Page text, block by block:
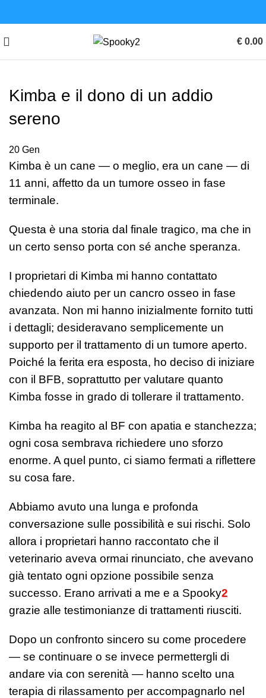
€ 0.00
Kimba e il dono di un addio
sereno
20 Gen
Kimba è un cane — o meglio, era un cane — di
11 anni, affetto da un tumore osseo in fase
terminale.
Questa è una storia dal finale tragico, ma che in
un certo senso porta con sé anche speranza.
I proprietari di Kimba mi hanno contattato
chiedendo aiuto per un cancro osseo in fase
avanzata. Non mi hanno inizialmente fornito tutti
i dettagli; desideravano semplicemente un
supporto per il trattamento di un tumore aperto.
Poiché la ferita era esposta, ho deciso di iniziare
con il BFB, soprattutto per valutare quanto
Kimba fosse in grado di tollerare il trattamento.
Kimba ha reagito al BF con apatia e stanchezza;
ogni cosa sembrava richiedere uno sforzo
enorme. A quel punto, ci siamo fermati a riflettere
su cosa fare.
Abbiamo avuto una lunga e profonda
conversazione sulle possibilità e sui rischi. Solo
allora i proprietari hanno raccontato che il
veterinario aveva ormai rinunciato, che avevano
già tentato ogni opzione possibile senza
successo. Erano arrivati a me e a Spooky2
grazie alle testimonianze di trattamenti riusciti.
Dopo un confronto sincero su come procedere
— se continuare o se invece permettergli di
andare via con serenità — hanno scelto una
terapia di rilassamento per accompagnarlo nel